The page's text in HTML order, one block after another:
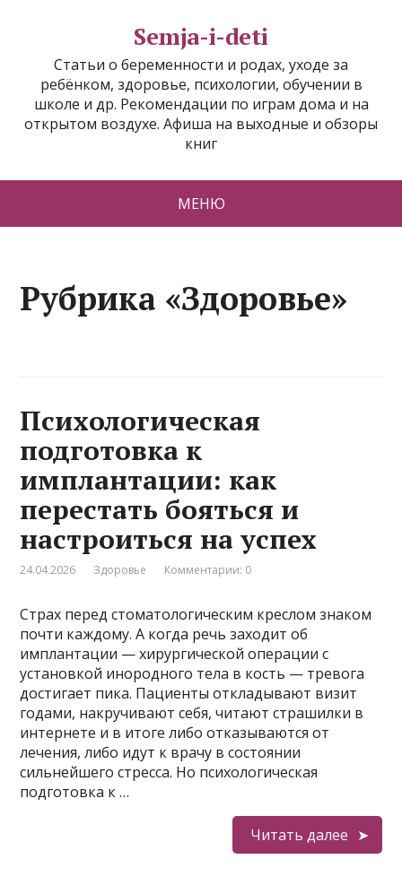
Semja-i-deti
Статьи о беременности и родах, уходе за
ребёнком, здоровье, психологии, обучении в
школе и др. Рекомендации по играм дома и на
открытом воздухе. Афиша на выходные и обзоры
книг
МЕНЮ
Рубрика «Здоровье»
Психологическая
подготовка к
имплантации: как
перестать бояться и
настроиться на успех
24.04.2026 Здоровье Комментарии: 0
Страх перед стоматологическим креслом знаком
почти каждому. А когда речь заходит об
имплантации — хирургической операции с
установкой инородного тела в кость — тревога
достигает пика. Пациенты откладывают визит
годами, накручивают себя, читают страшилки в
интернете и в итоге либо отказываются от
лечения, либо идут к врачу в состоянии
сильнейшего стресса. Но психологическая
подготовка к …
Читать далее